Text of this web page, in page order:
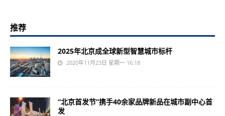
推荐
2025年北京成全球新型智慧城市标杆
2020年11月23日 星期一 16:18
“北京首发节”携手40余家品牌新品在城市副中心首
发